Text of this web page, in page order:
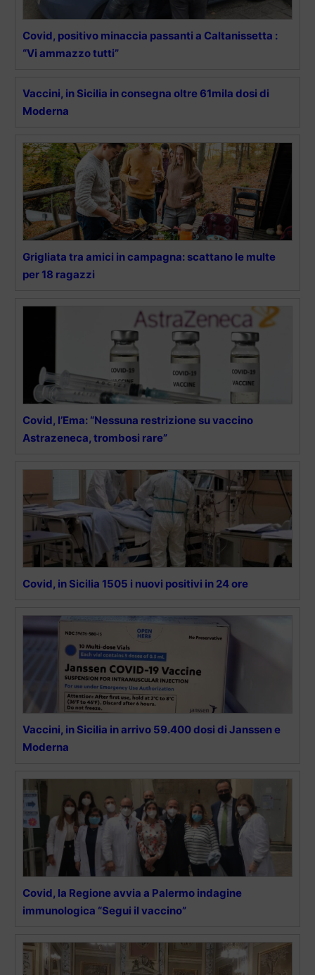
Covid, positivo minaccia passanti a Caltanissetta :
“Vi ammazzo tutti”
Vaccini, in Sicilia in consegna oltre 61mila dosi di
Moderna
Grigliata tra amici in campagna: scattano le multe
per 18 ragazzi
Covid, l’Ema: “Nessuna restrizione su vaccino
Astrazeneca, trombosi rare”
Covid, in Sicilia 1505 i nuovi positivi in 24 ore
Vaccini, in Sicilia in arrivo 59.400 dosi di Janssen e
Moderna
Covid, la Regione avvia a Palermo indagine
immunologica “Segui il vaccino”